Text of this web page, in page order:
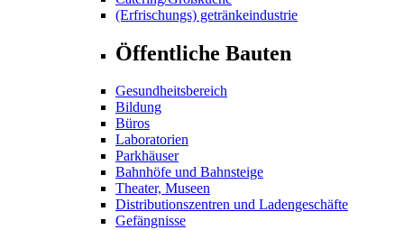
(Erfrischungs) getränkeindustrie
Öffentliche Bauten
Gesundheitsbereich
Bildung
Büros
Laboratorien
Parkhäuser
Bahnhöfe und Bahnsteige
Theater, Museen
Distributionszentren und Ladengeschäfte
Gefängnisse